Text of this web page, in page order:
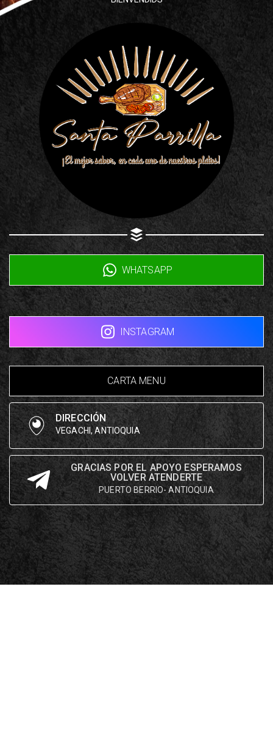
WHATSAPP
INSTAGRAM
CARTA MENU
DIRECCIÓN
VEGACHI, ANTIOQUIA
GRACIAS POR EL APOYO ESPERAMOS
VOLVER ATENDERTE
PUERTO BERRIO- ANTIOQUIA
Share your page
Share on Facebook
Share on Linkedin
Share on Twitter
Share on WhatsApp
Subscribe page